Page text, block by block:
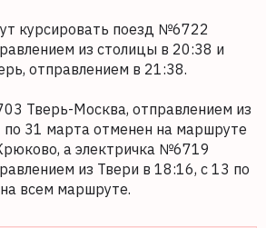
курсировать поезд №6722
из столицы в 20:38 и
отправлением в 21:38.
Тверь-Москва, отправлением из
по 31 марта отменен на маршруте
а электричка №6719
из Твери в 18:16, с 13 по
всем маршруте.